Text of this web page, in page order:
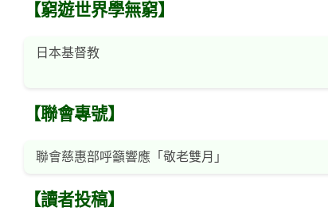
【窮遊世界學無窮】
日本基督教
【聯會專號】
聯會慈惠部呼籲響應「敬老雙月」
【讀者投稿】